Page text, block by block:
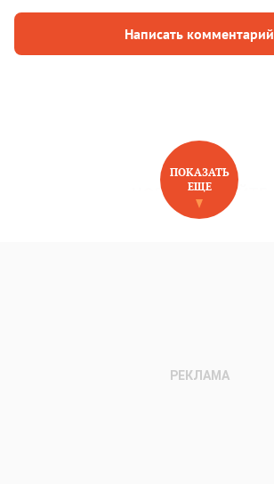
Написать комментарий
НОВОЕ НА САЙТЕ
ПОКАЗАТЬ
ЕЩЕ